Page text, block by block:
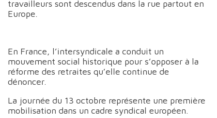
travailleurs sont descendus dans la rue partout en
Europe.
En France, l’intersyndicale a conduit un
mouvement social historique pour s’opposer à la
réforme des retraites qu’elle continue de
dénoncer.
La journée du 13 octobre représente une première
mobilisation dans un cadre syndical européen.